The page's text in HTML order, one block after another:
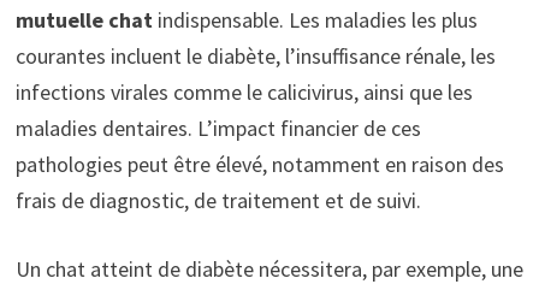
mutuelle chatindispensable. Les maladies les plus
courantes incluent le diabète, l’insuffisance rénale, les
infections virales comme le calicivirus, ainsi que les
maladies dentaires. L’impact financier de ces
pathologies peut être élevé, notamment en raison des
frais de diagnostic, de traitement et de suivi.
Un chat atteint de diabète nécessitera, par exemple, une